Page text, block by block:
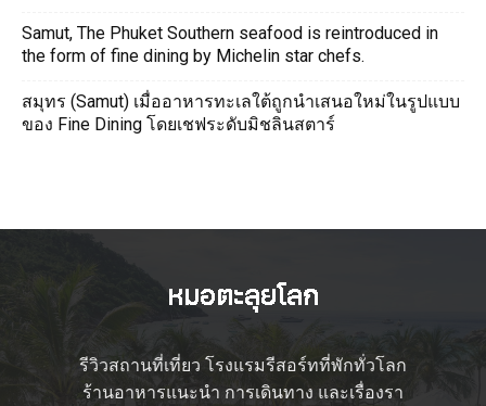
Samut, The Phuket Southern seafood is reintroduced in
the form of fine dining by Michelin star chefs.
สมุทร (Samut) เมื่ออาหารทะเลใต้ถูกนำเสนอใหม่ในรูปแบบ
ของ Fine Dining โดยเชฟระดับมิชลินสตาร์
รีวิวสถานที่เที่ยว โรงแรมรีสอร์ทที่พักทั่วโลก
ร้านอาหารแนะนำ การเดินทาง และเรื่องรา